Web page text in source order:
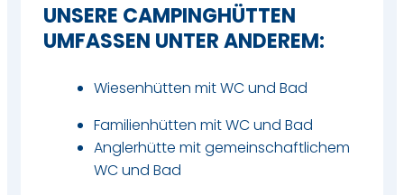
UNSERE CAMPINGHÜTTEN
UMFASSEN UNTER ANDEREM:
Wiesenhütten mit WC und Bad
​Familienhütten mit WC und Bad
​Anglerhütte mit gemeinschaftlichem
WC und Bad